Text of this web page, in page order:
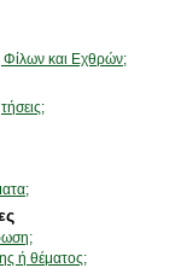
και Εχθρών;
ή θέματος;